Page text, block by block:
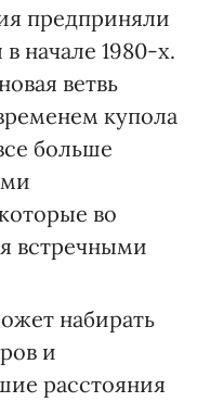
предприняли
начале 1980-х.
ветвь
купола
больше
во
встречными
набирать
и
расстояния